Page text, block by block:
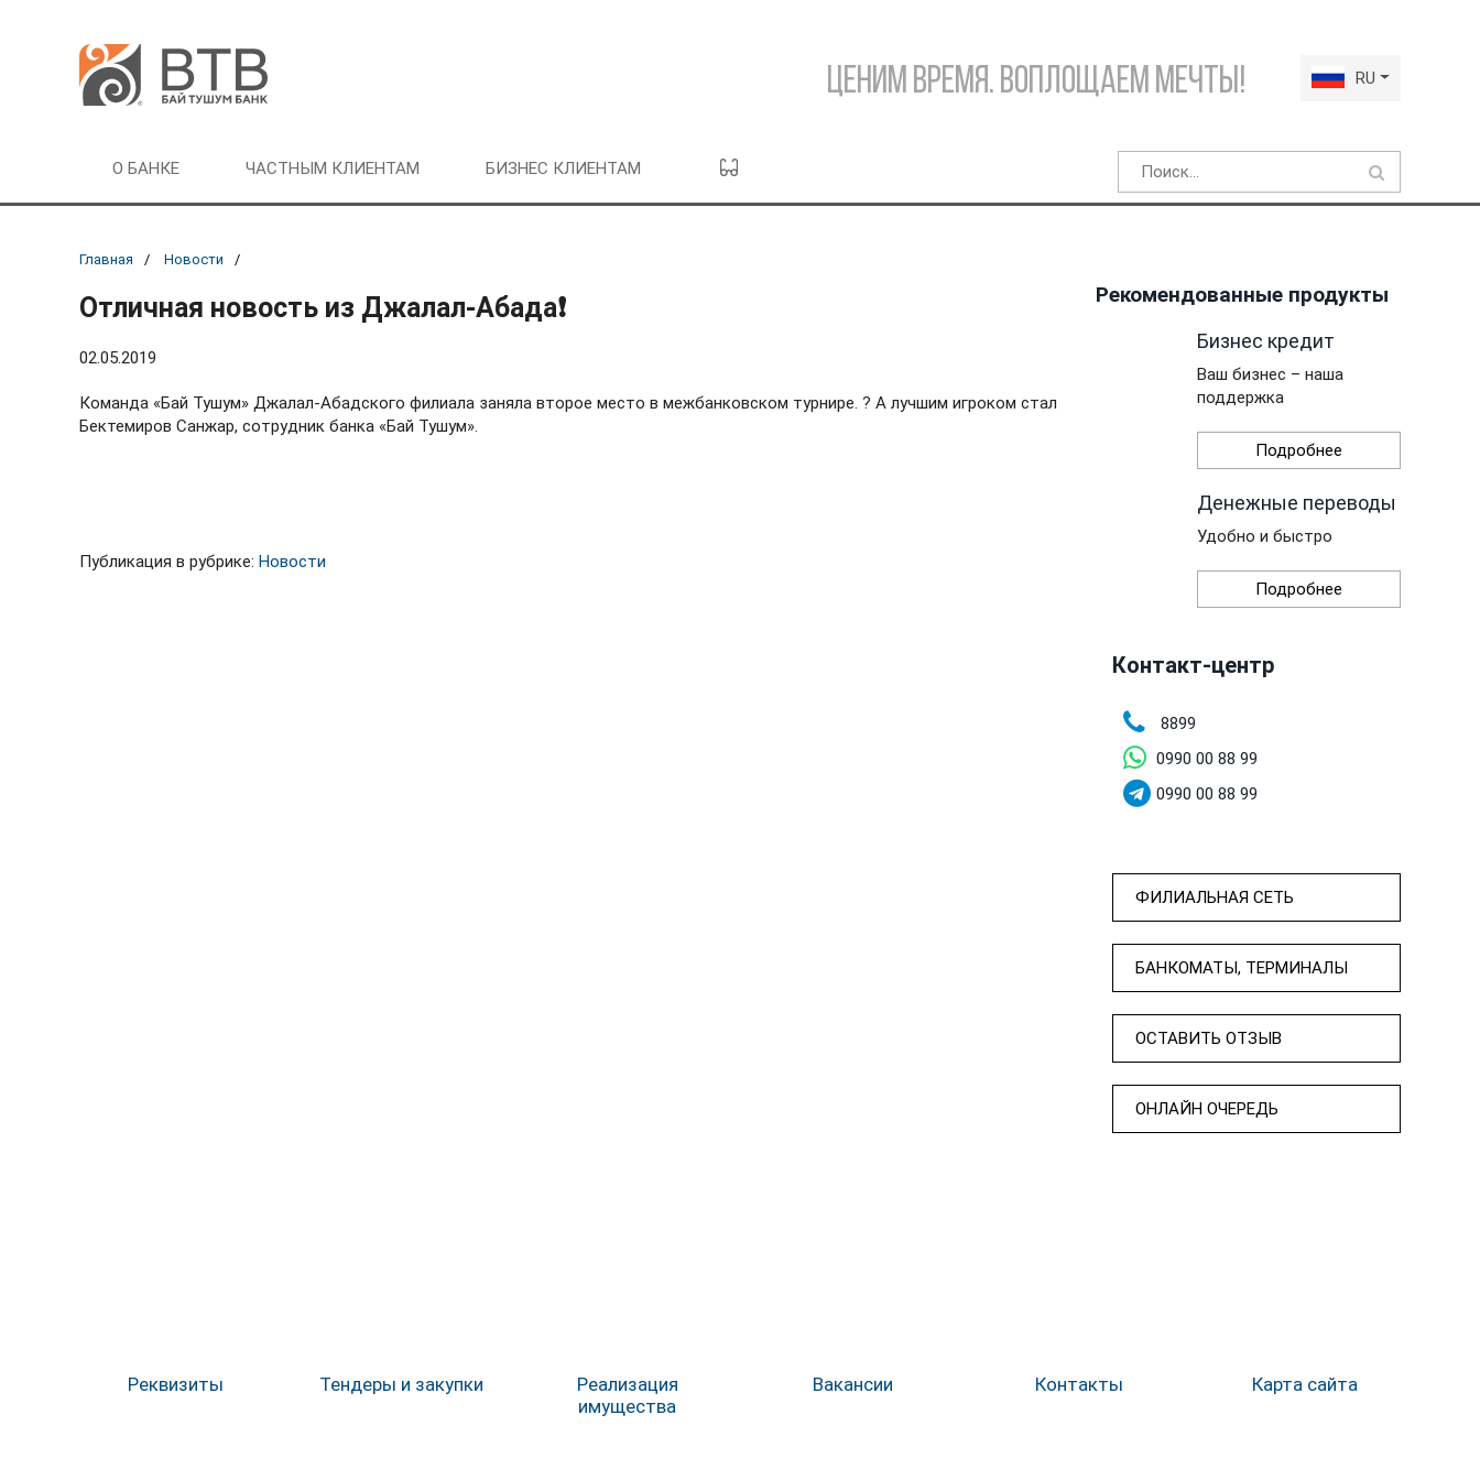
RU
Ценим время. Воплощаем мечты!
О БАНКЕ ЧАСТНЫМ КЛИЕНТАМ БИЗНЕС КЛИЕНТАМ
Главная Новости
Отличная новость из Джалал-Абада❗️
02.05.2019
Команда «Бай Тушум» Джалал-Абадского филиала заняла второе место в межбанковском турнире. ? А лучшим игроком стал
Бектемиров Санжар, сотрудник банка «Бай Тушум».
Публикация в рубрике: Новости
Рекомендованные продукты
Бизнес кредит
Ваш бизнес – наша
поддержка
Подробнее
Денежные переводы
Удобно и быстро
Подробнее
Контакт-центр
8899
0990 00 88 99
0990 00 88 99
ФИЛИАЛЬНАЯ СЕТЬ
БАНКОМАТЫ, ТЕРМИНАЛЫ
ОСТАВИТЬ ОТЗЫВ
ОНЛАЙН ОЧЕРЕДЬ
Реквизиты Тендеры и закупки
Реализация
имущества
Вакансии Контакты Карта сайта